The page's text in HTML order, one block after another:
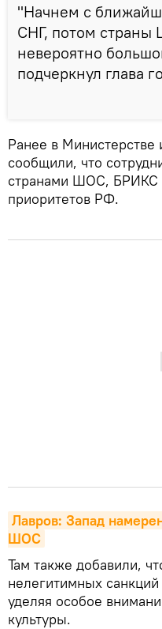
"Начнем с
СНГ, потом
невероятно
подчеркнул глава
Ранее в Министерстве
сообщили, что
странами ШОС, БРИКС
приоритетов РФ.
Лавров: Запад
ШОС
Там также добавили,
нелегитимных санкций
уделяя особое
культуры.